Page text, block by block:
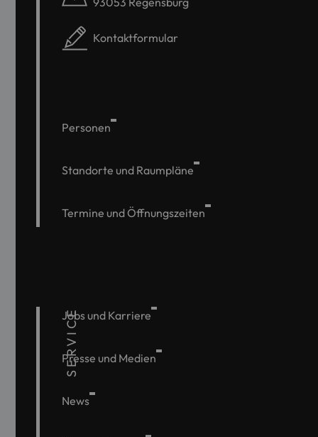
Kontaktformular
Personen
Standorte und Raumpläne
Termine und Öffnungszeiten
SERVICE
Jobs und Karriere
Presse und Medien
News